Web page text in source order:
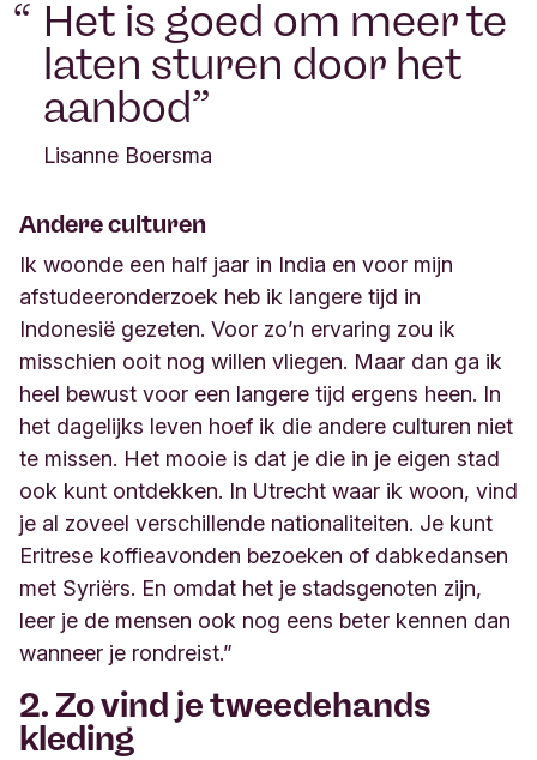
Het is goed om meer te
laten sturen door het
aanbod
Lisanne Boersma
Andere culturen
Ik woonde een half jaar in India en voor mijn
afstudeeronderzoek heb ik langere tijd in
Indonesië gezeten. Voor zo’n ervaring zou ik
misschien ooit nog willen vliegen. Maar dan ga ik
heel bewust voor een langere tijd ergens heen. In
het dagelijks leven hoef ik die andere culturen niet
te missen. Het mooie is dat je die in je eigen stad
ook kunt ontdekken. In Utrecht waar ik woon, vind
je al zoveel verschillende nationaliteiten. Je kunt
Eritrese koffieavonden bezoeken of dabkedansen
met Syriërs. En omdat het je stadsgenoten zijn,
leer je de mensen ook nog eens beter kennen dan
wanneer je rondreist.”
2. Zo vind je tweedehands
kleding